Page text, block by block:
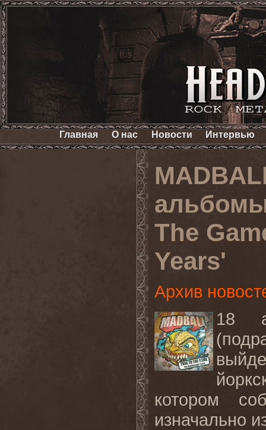
Главная О нас Новости Интервью
The
Years'
Архив
18
котором
изначально